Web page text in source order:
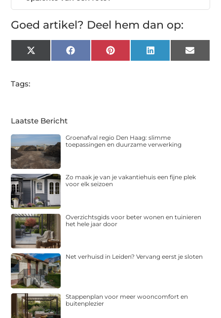
Goed artikel? Deel hem dan op:
X
(Twitter)
FacebookPinterest LinkedIn Email
Tags:
Laatste Bericht
Groenafval regio Den Haag: slimme
toepassingen en duurzame verwerking
Zo maak je van je vakantiehuis een fijne plek
voor elk seizoen
Overzichtsgids voor beter wonen en tuinieren
het hele jaar door
Net verhuisd in Leiden? Vervang eerst je sloten
Stappenplan voor meer wooncomfort en
buitenplezier